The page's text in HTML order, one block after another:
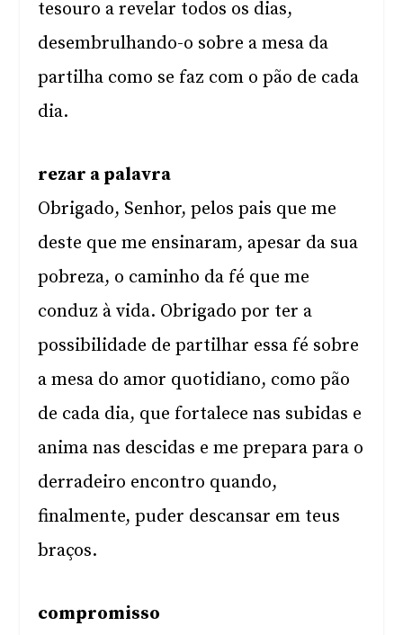
tesouro a revelar todos os dias,
desembrulhando-o sobre a mesa da
partilha como se faz com o pão de cada
dia.
rezar a palavra
Obrigado, Senhor, pelos pais que me
deste que me ensinaram, apesar da sua
pobreza, o caminho da fé que me
conduz à vida. Obrigado por ter a
possibilidade de partilhar essa fé sobre
a mesa do amor quotidiano, como pão
de cada dia, que fortalece nas subidas e
anima nas descidas e me prepara para o
derradeiro encontro quando,
finalmente, puder descansar em teus
braços.
compromisso